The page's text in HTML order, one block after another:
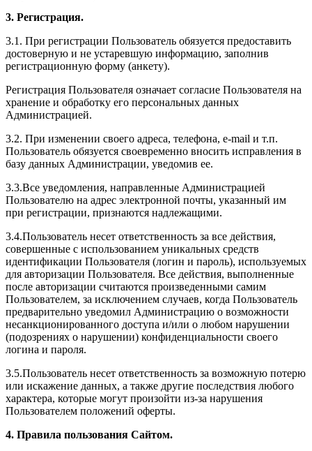
3. Регистрация.
3.1. При регистрации Пользователь обязуется предоставить
достоверную и не устаревшую информацию, заполнив
регистрационную форму (анкету).
Регистрация Пользователя означает согласие Пользователя на
хранение и обработку его персональных данных
Администрацией.
3.2. При изменении своего адреса, телефона, e-mail и т.п.
Пользователь обязуется своевременно вносить исправления в
базу данных Администрации, уведомив ее.
3.3.Все уведомления, направленные Администрацией
Пользователю на адрес электронной почты, указанный им
при регистрации, признаются надлежащими.
3.4.Пользователь несет ответственность за все действия,
совершенные с использованием уникальных средств
идентификации Пользователя (логин и пароль), используемых
для авторизации Пользователя. Все действия, выполненные
после авторизации считаются произведенными самим
Пользователем, за исключением случаев, когда Пользователь
предварительно уведомил Администрацию о возможности
несанкционированного доступа и/или о любом нарушении
(подозрениях о нарушении) конфиденциальности своего
логина и пароля.
3.5.Пользователь несет ответственность за возможную потерю
или искажение данных, а также другие последствия любого
характера, которые могут произойти из-за нарушения
Пользователем положений оферты.
4. Правила пользования Сайтом.